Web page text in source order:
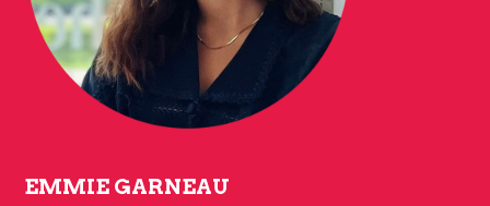
EMMIE GARNEAU